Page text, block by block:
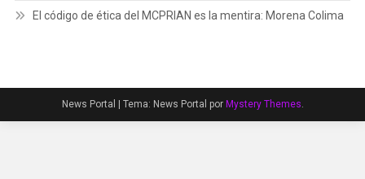
El código de ética del MCPRIAN es la mentira: Morena Colima
News Portal Tema: News Portal por Mystery Themes.